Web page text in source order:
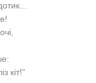
кіт!"